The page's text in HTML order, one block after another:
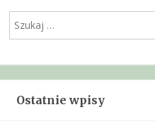
Szukaj:
Ostatnie wpisy